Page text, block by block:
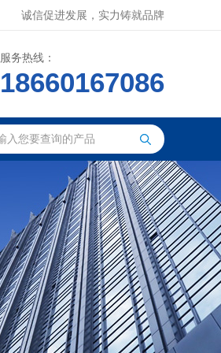
诚信促进发展，实力铸就品牌
服务热线：
18660167086